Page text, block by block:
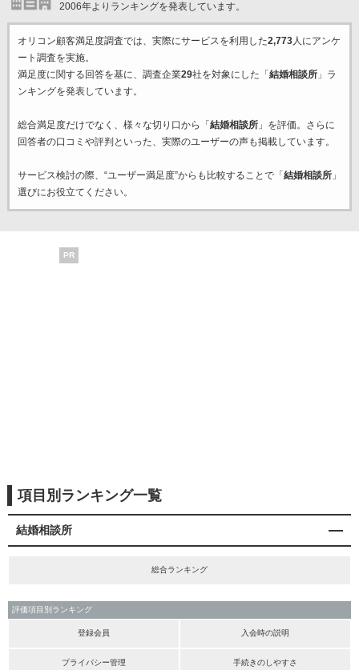
2006年よりランキングを発表しています。
オリコン顧客満足度調査では、実際にサービスを利用した2,773人にアンケ
ート調査を実施。
満足度に関する回答を基に、調査企業29社を対象にした「 結婚相談所」ラ
ンキングを発表しています。
総合満足度だけでなく、様々な切り口から「 結婚相談所」を評価。さらに
回答者の口コミや評判といった、実際のユーザーの声も掲載しています。
サービス検討の際、“ユーザー満足度”からも比較することで「 結婚相談所」
選びにお役立てください。
PR
項目別ランキング一覧
結婚相談所
総合ランキング
評価項目別ランキング
登録会員 入会時の説明
プライバシー管理 手続きのしやすさ